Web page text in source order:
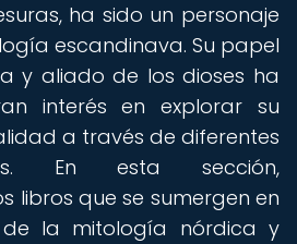
ha sido un personaje
escandinava. Su papel
y aliado de los dioses ha
interés en explorar su
a través de diferentes
En esta sección,
libros que se sumergen en
la mitología nórdica y